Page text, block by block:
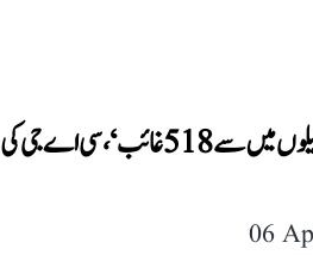
’جموں و کشمیر کی 697 جھیلوں میں سے 518 غائب‘، سی اے جی کی
06